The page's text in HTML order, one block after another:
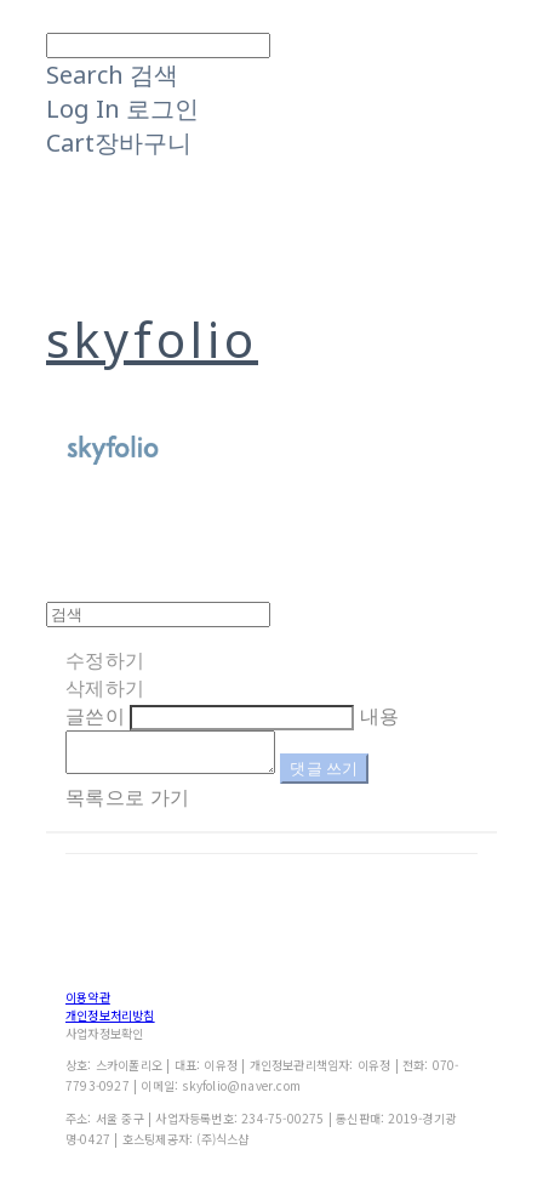
Search 검색
Log In 로그인
Cart장바구니
skyfolio
수정하기
삭제하기
글쓴이
내용
댓글 쓰기
목록으로 가기
이용약관
개인정보처리방침
사업자정보확인
상호: 스카이폴리오 | 대표: 이유정 | 개인정보관리책임자: 이유정 | 전화: 070-
7793-0927 | 이메일: skyfolio@naver.com
주소: 서울 중구 | 사업자등록번호: 234-75-00275 | 통신판매: 2019-경기광
명-0427 | 호스팅제공자: (주)식스샵